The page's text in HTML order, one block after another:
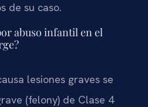
de su caso.
abuso infantil en el
lesiones graves se
(felony) de Clase 4